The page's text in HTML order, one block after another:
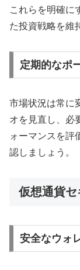
これらを明確に
た投資戦略を維
定期的なポ
市場状況は常に
オを見直し、必
ォーマンスを評
認しましょう。
仮想通貨
安全なウォ